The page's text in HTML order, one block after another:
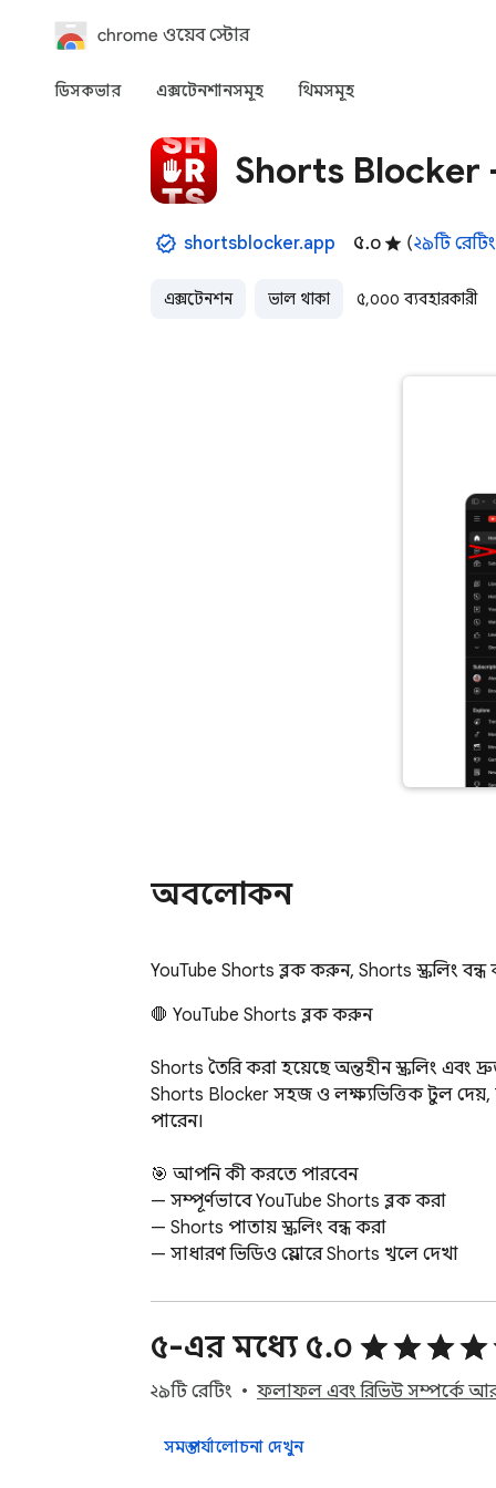
chrome ওয়েব স্টোর
ডিসকভার এক্সটেনশানসমূহ থিমসমূহ
Shorts Blocker
shortsblocker.app ৫.০ (২৯টি রেটিং
এক্সটেনশন ভাল থাকা ৫,০০০ ব্যবহারকারী
অবলোকন
YouTube Shorts ব্লক করুন, Shorts স্ক্রলিং বন্ধ
🛑 YouTube Shorts ব্লক করুন
Shorts তৈরি করা হয়েছে অন্তহীন স্ক্রলিং এবং
Shorts Blocker সহজ ও লক্ষ্যভিত্তিক টুল দেয়,
পারেন।
🎯 আপনি কী করতে পারবেন
— সম্পূর্ণভাবে YouTube Shorts ব্লক করা
— Shorts পাতায় স্ক্রলিং বন্ধ করা
— সাধারণ ভিডিও প্লেয়ারে Shorts খুলে দেখা
কোনো অপ্রয়োজনীয় জটিলতা নেই।
শুধু Shorts-এর উপর পরিষ্কার নিয়ন্ত্রণ।
⚡ কেন Shorts Blocker ব্যবহার করবেন
এই এক্সটেনশনটি তাদের জন্য তৈরি, যারা:
৫-এর মধ্যে ৫.০
২৯টি রেটিং ফলাফল এবং রিভিউ সম্পর্কে
সমস্ত পর্যালোচনা দেখুন